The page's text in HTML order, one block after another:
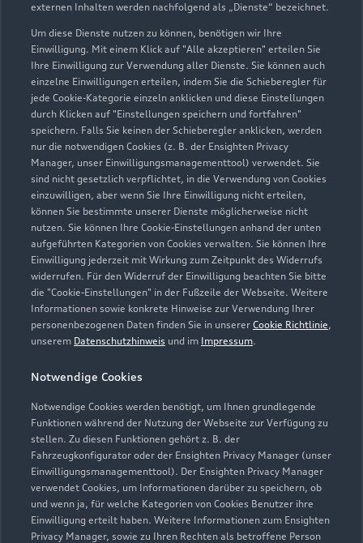
externen Inhalten werden nachfolgend als „Dienste“ bezeichnet.
Um diese Dienste nutzen zu können, benötigen wir Ihre
Einwilligung. Mit einem Klick auf "Alle akzeptieren" erteilen Sie
Ihre Einwilligung zur Verwendung aller Dienste. Sie können auch
einzelne Einwilligungen erteilen, indem Sie die Schieberegler für
jede Cookie-Kategorie einzeln anklicken und diese Einstellungen
durch Klicken auf "Einstellungen speichern und fortfahren"
speichern. Falls Sie keinen der Schieberegler anklicken, werden
nur die notwendigen Cookies (z. B. der Ensighten Privacy
Manager, unser Einwilligungsmanagementtool) verwendet. Sie
sind nicht gesetzlich verpflichtet, in die Verwendung von Cookies
einzuwilligen, aber wenn Sie Ihre Einwilligung nicht erteilen,
können Sie bestimmte unserer Dienste möglicherweise nicht
nutzen. Sie können Ihre Cookie-Einstellungen anhand der unten
aufgeführten Kategorien von Cookies verwalten. Sie können Ihre
Einwilligung jederzeit mit Wirkung zum Zeitpunkt des Widerrufs
widerrufen. Für den Widerruf der Einwilligung beachten Sie bitte
die "Cookie-Einstellungen" in der Fußzeile der Webseite. Weitere
Informationen sowie konkrete Hinweise zur Verwendung Ihrer
personenbezogenen Daten finden Sie in unserer Cookie Richtlinie,
unserem Datenschutzhinweis und im Impressum.
Notwendige Cookies
Notwendige Cookies werden benötigt, um Ihnen grundlegende
Funktionen während der Nutzung der Webseite zur Verfügung zu
stellen. Zu diesen Funktionen gehört z. B. der
Fahrzeugkonfigurator oder der Ensighten Privacy Manager (unser
Einwilligungsmanagementtool). Der Ensighten Privacy Manager
verwendet Cookies, um Informationen darüber zu speichern, ob
und wenn ja, für welche Kategorien von Cookies Benutzer ihre
Einwilligung erteilt haben. Weitere Informationen zum Ensighten
Privacy Manager, sowie zu Ihren Rechten als betroffene Person
0351 49200060
vw-freital@vgrdd.de
Kontaktdaten herunterladen
Öffnungszeiten
Service
Schließt bald13:00
Montag - Freitag
07:00 - 19:00
Samstag
08:00 - 13:00
Zurück nach oben
Modelle